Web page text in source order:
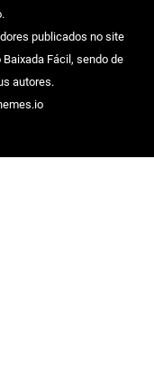
publicados no site
Fácil, sendo de
autores.